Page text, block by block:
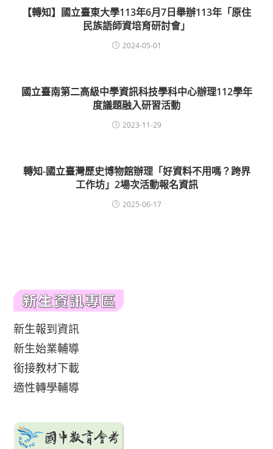
【轉知】國立臺東大學113年6月7日舉辦113年「原住
民族語師資培育研討會」
2024-05-01
國立臺南第二高級中學資訊科技學科中心辦理112學年
度議題融入研習活動
2023-11-29
轉知-國立臺灣歷史博物館辦理「好資料不用嗎？跨界
工作坊」2場次活動報名資訊
2025-06-17
新生報到資訊
新生始業輔導
銜接教材下載
適性轉學輔導